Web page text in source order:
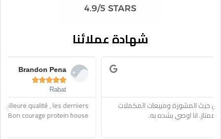
شهادة عملائنا
More
Meilleurs site protéines au maroc, meilleure qualité , les derniers
produits, tjrs dispo pour les conseils, Bon courage protein house
Previous